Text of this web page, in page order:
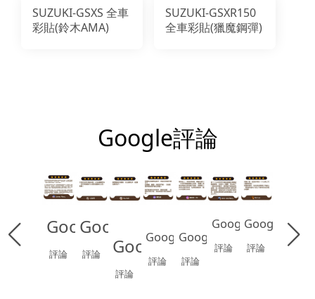
SUZUKI-GSXS 全車
彩貼(鈴木AMA)
SUZUKI-GSXR150
全車彩貼(獵魔鋼彈)
Google評論
Google
評論
Google
評論 Google
評論
Google
評論
Google
評論
Google
評論
Google
評論